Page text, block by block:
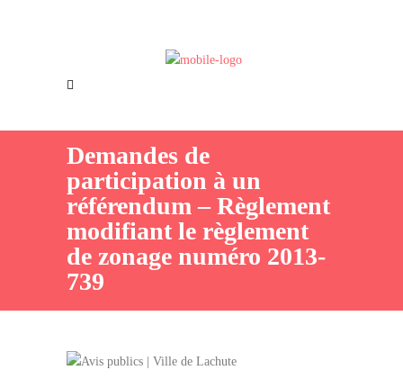
Offres d’emploi
Demandes de
participation à un
référendum – Règlement
modifiant le règlement
de zonage numéro 2013-
739